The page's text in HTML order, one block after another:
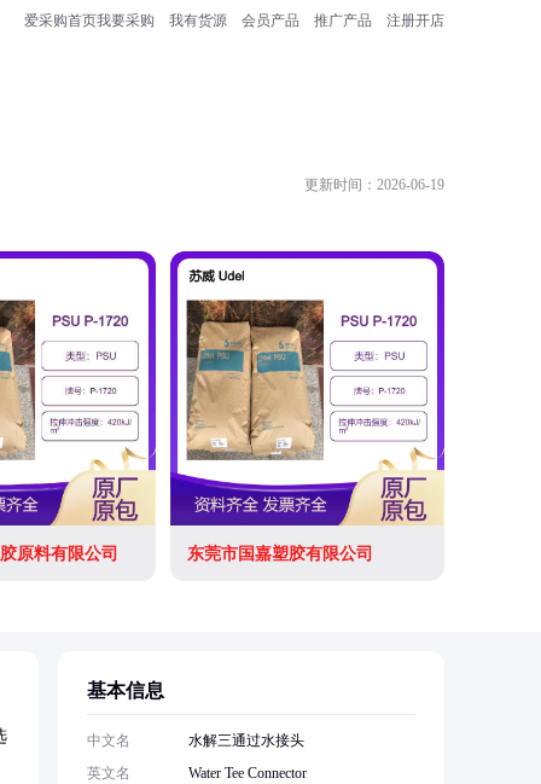
爱采购首页我要采购 我有货源 会员产品 推广产品 注册开店
更新时间：2026-06-19
原料有限公司 东莞市国嘉塑胶有限公司
基本信息
中文名
水解三通过水接头
英文名
Water Tee Connector